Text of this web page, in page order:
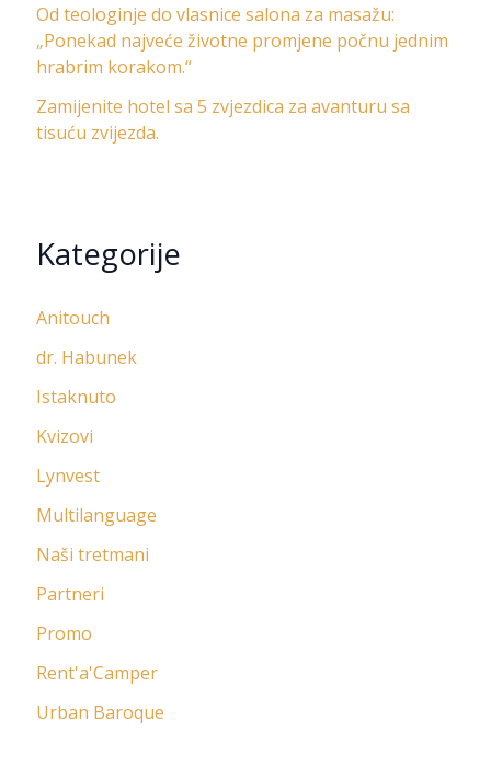
Od teologinje do vlasnice salona za masažu:
„Ponekad najveće životne promjene počnu jednim
hrabrim korakom.“
Zamijenite hotel sa 5 zvjezdica za avanturu sa
tisuću zvijezda.
Kategorije
Anitouch
dr. Habunek
Istaknuto
Kvizovi
Lynvest
Multilanguage
Naši tretmani
Partneri
Promo
Rent'a'Camper
Urban Baroque